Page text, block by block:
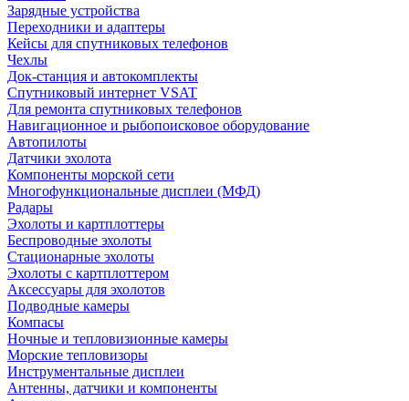
Зарядные устройства
Переходники и адаптеры
Кейсы для спутниковых телефонов
Чехлы
Док-станция и автокомплекты
Спутниковый интернет VSAT
Для ремонта спутниковых телефонов
Навигационное и рыбопоисковое оборудование
Автопилоты
Датчики эхолота
Компоненты морской сети
Многофункциональные дисплеи (МФД)
Радары
Эхолоты и картплоттеры
Беспроводные эхолоты
Стационарные эхолоты
Эхолоты с картплоттером
Аксессуары для эхолотов
Подводные камеры
Компасы
Ночные и тепловизионные камеры
Морские тепловизоры
Инструментальные дисплеи
Антенны, датчики и компоненты